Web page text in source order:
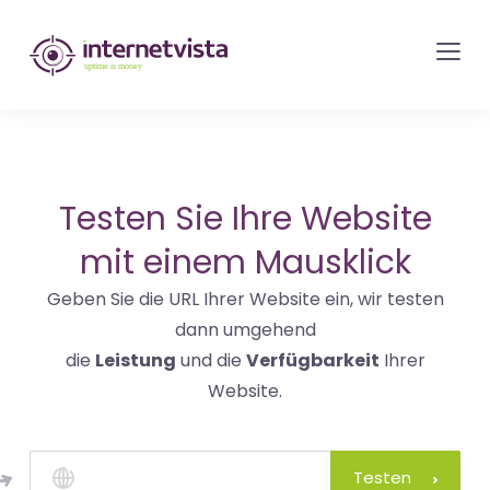
internetvista
Monitoring
Websites
und
Internet-
Diensten
Uptime
Testen Sie Ihre Website
mit einem Mausklick
Geben Sie die URL Ihrer Website ein, wir testen
dann umgehend
die Leistung und die Verfügbarkeit Ihrer
Website.
Testen